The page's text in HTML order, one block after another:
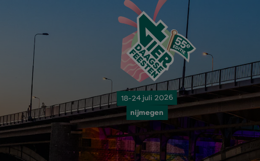
18-24 juli 2026
nijmegen